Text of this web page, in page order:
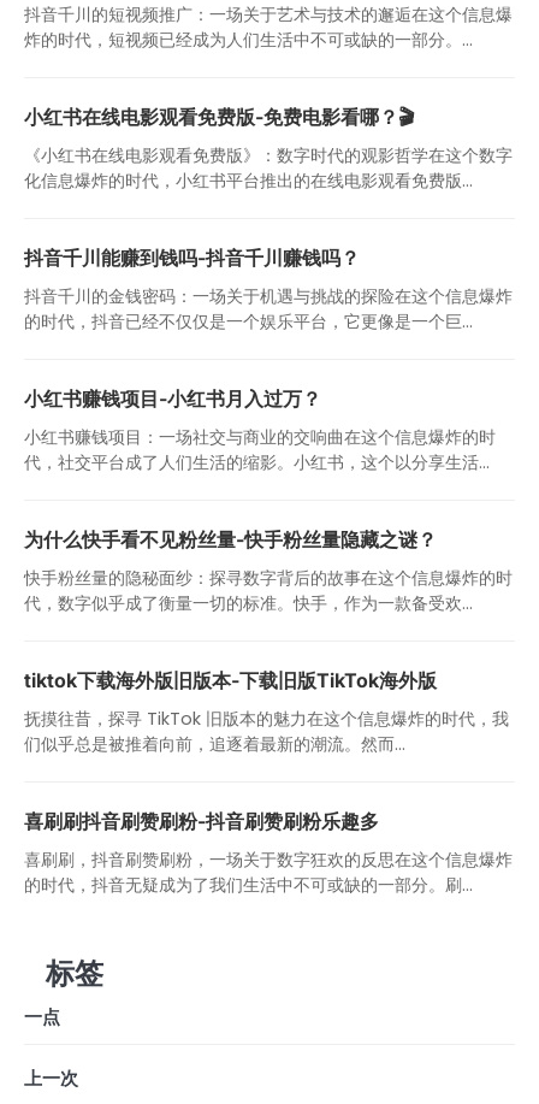
抖音千川的短视频推广：一场关于艺术与技术的邂逅在这个信息爆
炸的时代，短视频已经成为人们生活中不可或缺的一部分。...
小红书在线电影观看免费版-免费电影看哪？🎬
《小红书在线电影观看免费版》：数字时代的观影哲学在这个数字
化信息爆炸的时代，小红书平台推出的在线电影观看免费版...
抖音千川能赚到钱吗-抖音千川赚钱吗？
抖音千川的金钱密码：一场关于机遇与挑战的探险在这个信息爆炸
的时代，抖音已经不仅仅是一个娱乐平台，它更像是一个巨...
小红书赚钱项目-小红书月入过万？
小红书赚钱项目：一场社交与商业的交响曲在这个信息爆炸的时
代，社交平台成了人们生活的缩影。小红书，这个以分享生活...
为什么快手看不见粉丝量-快手粉丝量隐藏之谜？
快手粉丝量的隐秘面纱：探寻数字背后的故事在这个信息爆炸的时
代，数字似乎成了衡量一切的标准。快手，作为一款备受欢...
tiktok下载海外版旧版本-下载旧版TikTok海外版
抚摸往昔，探寻 TikTok 旧版本的魅力在这个信息爆炸的时代，我
们似乎总是被推着向前，追逐着最新的潮流。然而...
喜刷刷抖音刷赞刷粉-抖音刷赞刷粉乐趣多
喜刷刷，抖音刷赞刷粉，一场关于数字狂欢的反思在这个信息爆炸
的时代，抖音无疑成为了我们生活中不可或缺的一部分。刷...
标签
一点
上一次